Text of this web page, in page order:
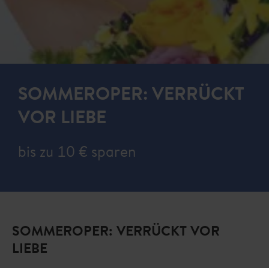
SOMMEROPER: VERRÜCKT
VOR LIEBE
bis zu 10 € sparen
SOMMEROPER: VERRÜCKT VOR
LIEBE